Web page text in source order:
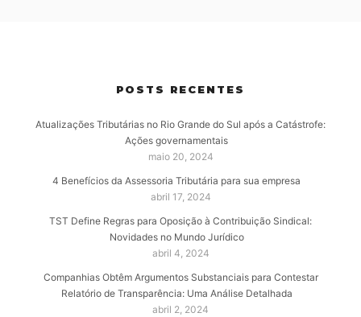
POSTS RECENTES
Atualizações Tributárias no Rio Grande do Sul após a Catástrofe:
Ações governamentais
maio 20, 2024
4 Benefícios da Assessoria Tributária para sua empresa
abril 17, 2024
TST Define Regras para Oposição à Contribuição Sindical:
Novidades no Mundo Jurídico
abril 4, 2024
Companhias Obtêm Argumentos Substanciais para Contestar
Relatório de Transparência: Uma Análise Detalhada
abril 2, 2024